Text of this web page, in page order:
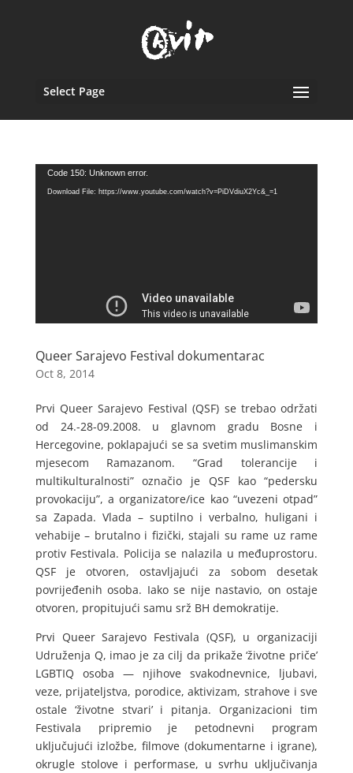
Select Page
Video
Player
Code 150: Unknown error.
Download File: https://www.youtube.com/watch?v=PiDVdiuX2Yc&_=1
Queer Sarajevo Festival dokumentarac
Oct 8, 2014
Prvi Queer Sarajevo Festival (QSF) se trebao održati
od 24.-28-09.2008. u glavnom gradu Bosne i
Hercegovine, poklapajući se sa svetim muslimanskim
mjesecom Ramazanom. “Grad tolerancije i
multikulturalnosti” označio je QSF kao “pedersku
provokaciju”, a organizatore/ice kao “uvezeni otpad”
sa Zapada. Vlada – suptilno i verbalno, huligani i
vehabije – brutalno i fizički, stajali su rame uz rame
protiv Festivala. Policija se nalazila u međuprostoru.
QSF je otvoren, ostavljajući za sobom desetak
povrijeđenih osoba. Iako se nije nastavio, on ostaje
otvoren, propitujući samu srž BH demokratije.
Prvi Queer Sarajevo Festivala (QSF), u organizaciji
Udruženja Q, imao je za cilj da prikaže ‘životne priče’
LGBTIQ osoba — njihove svakodnevnice, ljubavi,
veze, prijateljstva, porodice, aktivizam, strahove i sve
ostale ‘životne stvari’ i pitanja. Organizacioni tim
Festivala pripremio je petodnevni program
uključujući izložbe, filmove (dokumentarne i igrane),
okrugle stolove i performase, u svrhu uključivanja